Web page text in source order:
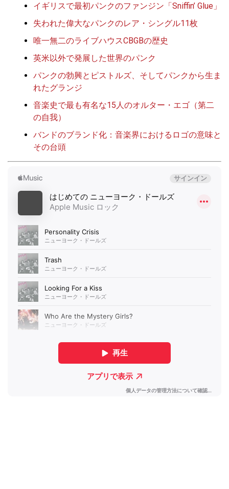
イギリスで最初パンクのファンジン「Sniffin’ Glue」
失われた偉大なパンクのレア・シングル11枚
唯一無二のライブハウスCBGBの歴史
英米以外で発展した世界のパンク
パンクの勃興とピストルズ、そしてパンクから生ま
れたグランジ
音楽史で最も有名な15人のオルター・エゴ（第二
の自我）
バンドのブランド化：音楽界におけるロゴの意味と
その台頭